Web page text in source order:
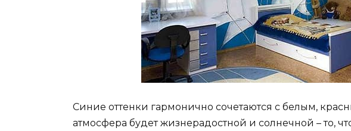
Синие оттенки гармонично сочетаются с белым,
атмосфера будет жизнерадостной и солнечной – то,